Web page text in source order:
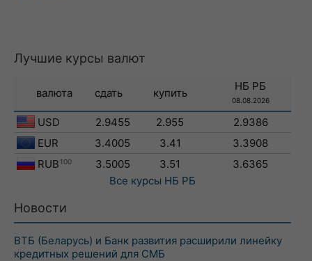
Лучшие курсы валют
валюта сдать купить
НБ РБ
08.08.2026
USD 2.9455 2.955
2.9386
EUR
3.4005 3.41
3.3908
RUB 100 3.5005 3.51
3.6365
Все курсы НБ РБ
Новости
ВТБ (Беларусь) и Банк развития расширили линейку
кредитных решений для СМБ